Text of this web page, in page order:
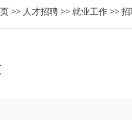
>> 人才招聘 >> 就业工作 >> 招